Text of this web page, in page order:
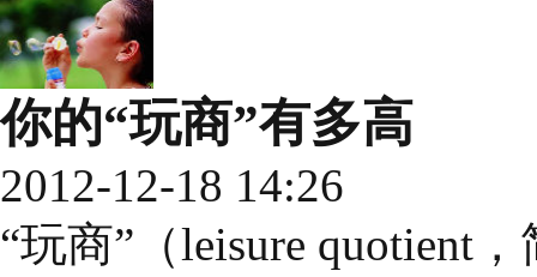
你的“玩商”有多高
2012-12-18 14:26
“玩商”（leisure quotient